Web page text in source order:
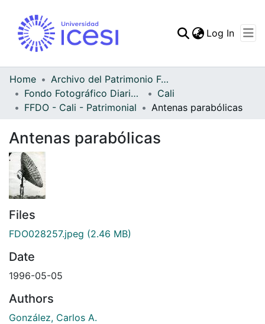
Statistics
Log In
Home
Archivo del Patrimonio Fotográfico y Fílmico del Valle del Cauca
Fondo Fotográfico Diario Occidente
Cali
FFDO - Cali - Patrimonial
Antenas parabólicas
Antenas parabólicas
Files
FDO028257.jpeg (2.46 MB)
Date
1996-05-05
Authors
González, Carlos A.